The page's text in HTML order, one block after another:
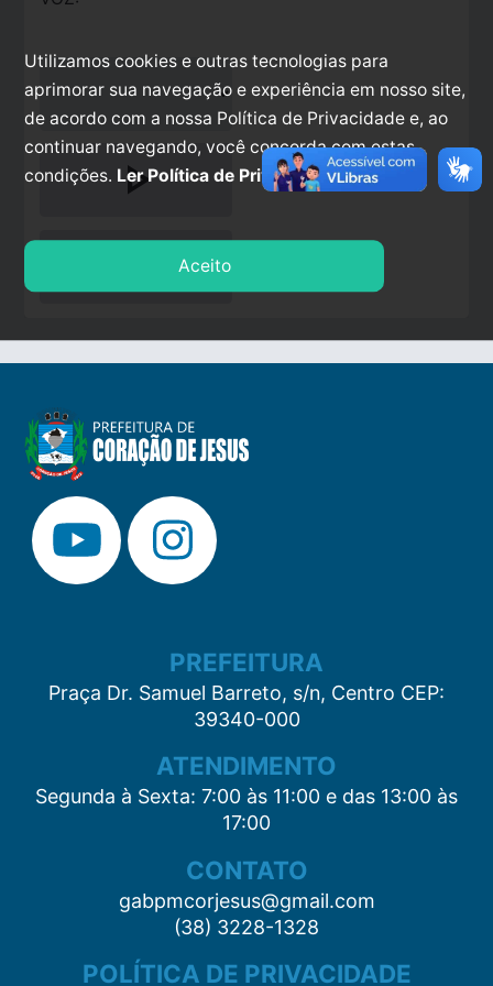
play_arrow
PREFEITURA
Praça Dr. Samuel Barreto, s/n, Centro CEP:
39340-000
ATENDIMENTO
Segunda à Sexta: 7:00 às 11:00 e das 13:00 às
17:00
CONTATO
gabpmcorjesus@gmail.com
(38) 3228-1328
POLÍTICA DE PRIVACIDADE
Utilizamos cookies e outras tecnologias para
aprimorar sua navegação e experiência em nosso site,
de acordo com a nossa Política de Privacidade e, ao
continuar navegando, você concorda com estas
condições. Ler Política de Privacidade.
Aceito